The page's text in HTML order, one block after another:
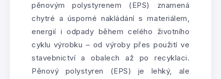
pěnovým polystyrenem (EPS) znamená
chytré a úsporné nakládání s materiálem,
energií i odpady během celého životního
cyklu výrobku – od výroby přes použití ve
stavebnictví a obalech až po recyklaci.
Pěnový polystyren (EPS) je lehký, ale